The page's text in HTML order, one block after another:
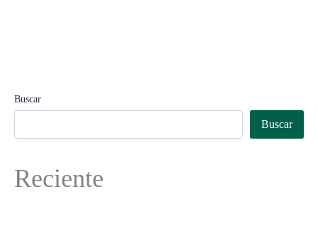
Buscar
Buscar
Reciente